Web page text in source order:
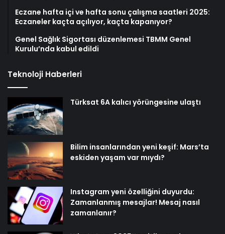
Eczane hafta içi ve hafta sonu çalışma saatleri 2025:
Eczaneler kaçta açılıyor, kaçta kapanıyor?
Genel Sağlık Sigortası düzenlemesi TBMM Genel
Kurulu’nda kabul edildi
Teknoloji Haberleri
Türksat 6A kalıcı yörüngesine ulaştı
Bilim insanlarından yeni keşif: Mars’ta
eskiden yaşam var mıydı?
Instagram yeni özelliğini duyurdu:
Zamanlanmış mesajlar! Mesaj nasıl
zamanlanır?